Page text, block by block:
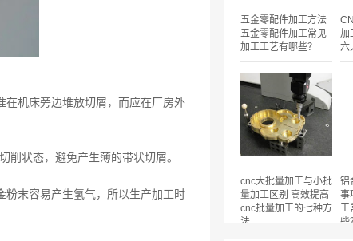
在机床旁边堆放切屑，而应在厂房外
削状态，避免产生薄的带状切屑。
粉末容易产生氢气，所以生产加工时
五金零配件加工方法
五金零配件加工常见
加工工艺有哪些？
加
六
cnc大批量加工与小批
量加工区别 高效提高
cnc批量加工的七种方
法
铝
事
工
些